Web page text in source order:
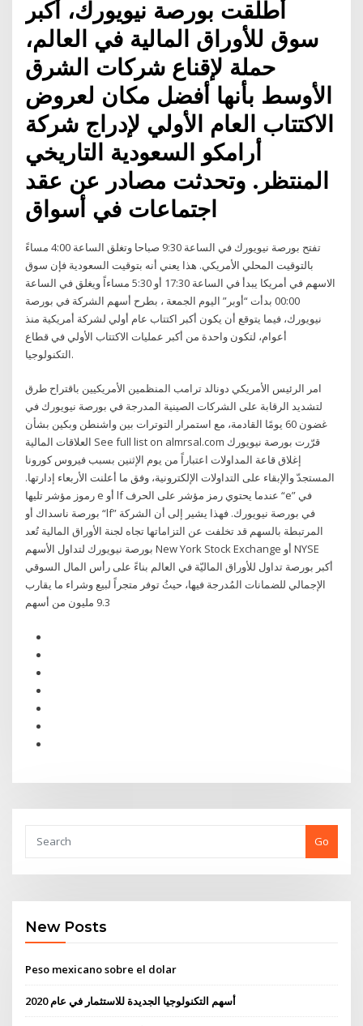
أطلقت بورصة نيويورك، أكبر
سوق للأوراق المالية في العالم،
حملة لإقناع شركات الشرق
الأوسط بأنها أفضل مكان لعروض
الاكتتاب العام الأولي لإدراج شركة
أرامكو السعودية التاريخي
المنتظر. وتحدثت مصادر عن عقد
اجتماعات في أسواق
تفتح بورصة نيويورك في الساعة 9:30 صباحا وتغلق الساعة 4:00 مساءً
بالتوقيت المحلي الأمريكي. هذا يعني أنه بتوقيت السعودية فإن سوق
الاسهم في أمريكا يبدأ في الساعة 17:30 أو 5:30 مساءاً ويغلق في الساعة
00:00 بدأت “أوبر” اليوم الجمعة ، بطرح أسهم الشركة في بورصة
نيويورك، فيما يتوقع أن يكون أكبر اكتتاب عام أولي لشركة أمريكية منذ
أعوام، لتكون واحدة من أكبر عمليات الاكتتاب الأولي في قطاع
التكنولوجيا.
امر الرئيس الأمريكي دونالد ترامب المنظمين الأمريكيين باقتراح طرق
لتشديد الرقابة على الشركات الصينية المدرجة في بورصة نيويورك في
غضون 60 يومًا القادمة، مع استمرار التوترات بين واشنطن وبكين بشأن
العلاقات المالية See full list on almrsal.com قرّرت بورصة نيويورك
إغلاق قاعة المداولات اعتباراً من يوم الإثنين بسبب فيروس كورونا
المستجدّ والإبقاء على التداولات الإلكترونية، وفق ما أعلنت الأربعاء إدارتها.
رموز مؤشر تليها e أو lf عندما يحتوي رمز مؤشر على الحرف “e” في
بورصة ناسداك أو “lf” في بورصة نيويورك. فهذا يشير إلى أن الشركة
المرتبطة بالسهم قد تخلفت عن التزاماتها تجاه لجنة الأوراق المالية تُعد
بورصة نيويورك لتداول الأسهم New York Stock Exchange أو NYSE
أكبر بورصة تداول للأوراق الماليّة في العالم بناءً على رأس المال السوقي
الإجمالي للضمانات المُدرجة فيها، حيثُ توفر متجراً لبيع وشراء ما يقارب
9.3 مليون من أسهم
Go
New Posts
Peso mexicano sobre el dolar
أسهم التكنولوجيا الجديدة للاستثمار في عام 2020